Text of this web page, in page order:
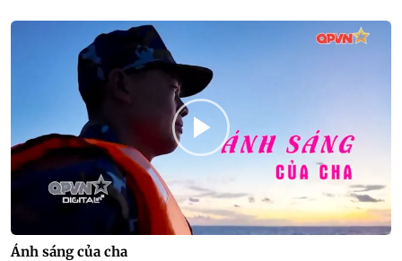
Ánh sáng của cha